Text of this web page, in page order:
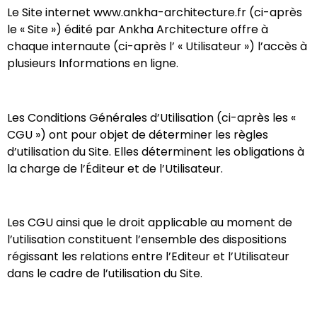
Le Site internet ​www.ankha-architecture.fr (ci-après
le « ​Site ») édité par Ankha Architecture offre à
chaque internaute (ci-après l’ « ​Utilisateur​ ») l’accès à
plusieurs Informations en ligne.
Les Conditions Générales d’Utilisation (ci-après les « ​
CGU ») ont pour objet de déterminer les règles
d’utilisation du Site. Elles déterminent les obligations à
la charge de l’Éditeur et de l’Utilisateur.
Les CGU ainsi que le droit applicable au moment de
l’utilisation constituent l’ensemble des dispositions
régissant les relations entre l’Editeur et l’Utilisateur
dans le cadre de l’utilisation du Site.